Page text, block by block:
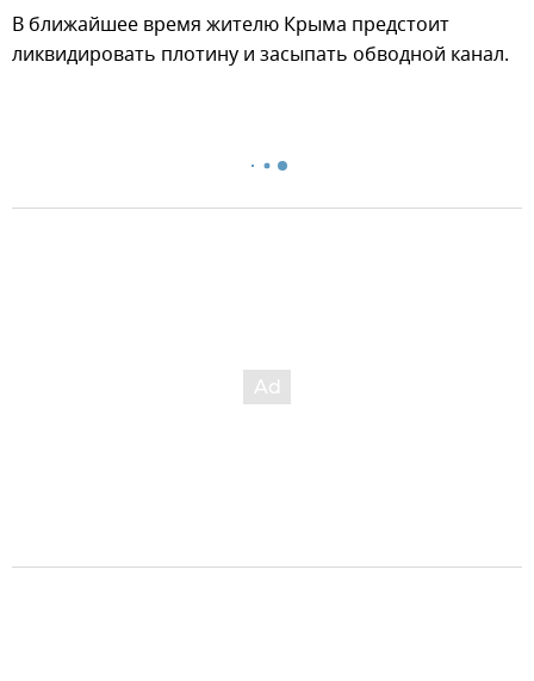
В ближайшее время жителю Крыма предстоит
ликвидировать плотину и засыпать обводной канал.